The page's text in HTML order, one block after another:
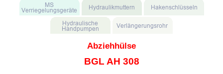
Abziehhülse
BGL AH 308